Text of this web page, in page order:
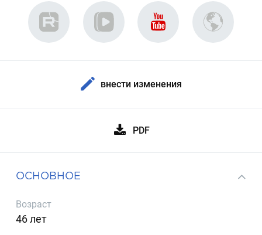
внести изменения
PDF
ОСНОВНОЕ
Возраст
46 лет